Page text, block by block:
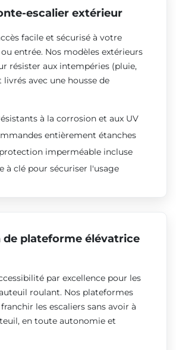
escalier extérieur
facile et sécurisé à votre
entrée. Nos modèles extérieurs
résister aux intempéries (pluie,
livrés avec une housse de
à la corrosion et aux UV
entièrement étanches
imperméable incluse
à clé pour sécuriser l'usage
plateforme élévatrice
par excellence pour les
roulant. Nos plateformes
les escaliers sans avoir à
en toute autonomie et